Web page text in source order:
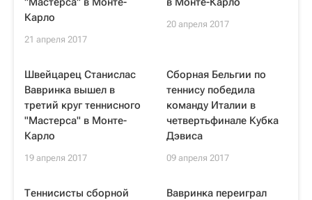
Карло
21 апреля 2017
20 апреля 2017
Швейцарец Станислас
Вавринка вышел в
третий круг теннисного
"Мастерса" в Монте-
Карло
19 апреля 2017
Сборная Бельгии по
теннису победила
команду Италии в
четвертьфинале Кубка
Дэвиса
09 апреля 2017
Теннисисты сборной
Вавринка переиграл